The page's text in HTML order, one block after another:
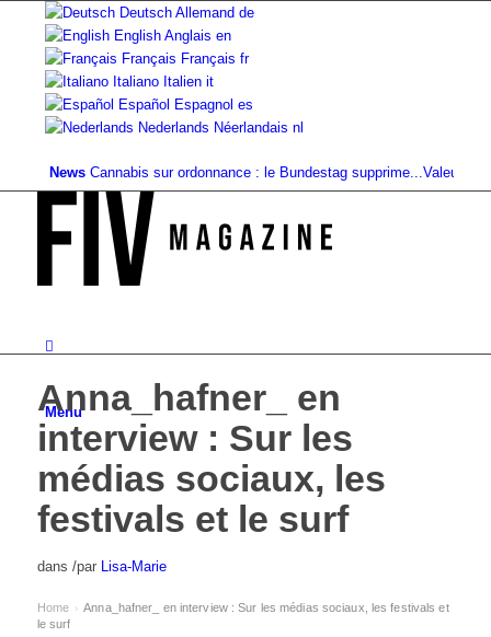
Deutsch Allemand de
English Anglais en
Français Français fr
Italiano Italien it
Español Espagnol es
Nederlands Néerlandais nl
Cannabis sur ordonnance : le Bundestag supprime...Valeur foncière
Menu
Anna_hafner_ en
interview : Sur les
médias sociaux, les
festivals et le surf
dans /par Lisa-Marie
Home › Anna_hafner_ en interview : Sur les médias sociaux, les festivals et
le surf